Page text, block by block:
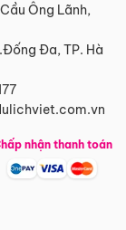
Ông Lãnh,
Đa, TP. Hà
nhận thanh toán